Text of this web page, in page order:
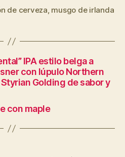
de cerveza, musgo de irlanda
IPA estilo belga a
con lúpulo Northern
Golding de sabor y
con maple